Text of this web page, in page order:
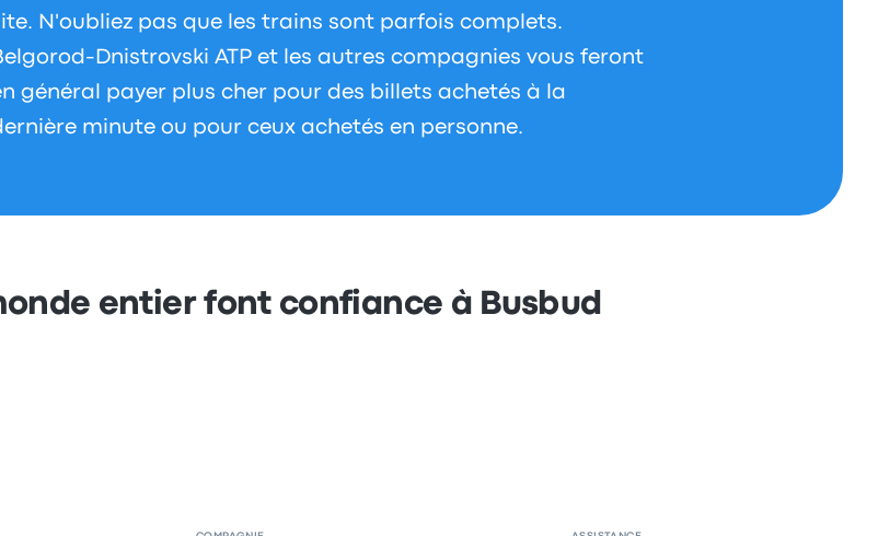
N'oubliez pas que les trains sont parfois complets.
Dnistrovski ATP et les autres compagnies vous feront
général payer plus cher pour des billets achetés à la
minute ou pour ceux achetés en personne.
entier font confiance à Busbud